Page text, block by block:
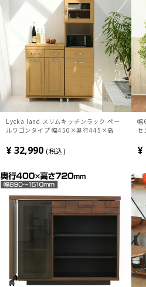
Lycka land スリムキッチンラック ペー
ルワゴンタイプ 幅450×奥行445×高さ
¥32,990 税込
幅
セ
ン
¥